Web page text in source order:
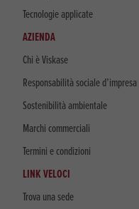
Tecnologie applicate
AZIENDA
Chi è Viskase
Responsabilità sociale d’impresa
Sostenibilità ambientale
Marchi commerciali
Termini e condizioni
LINK VELOCI
Trova una sede